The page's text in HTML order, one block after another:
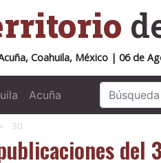
Coahuila, México | 06 de
Acuña
30